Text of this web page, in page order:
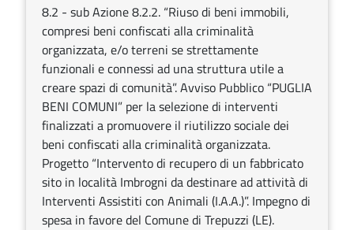
8.2 - sub Azione 8.2.2. “Riuso di beni immobili,
compresi beni confiscati alla criminalità
organizzata, e/o terreni se strettamente
funzionali e connessi ad una struttura utile a
creare spazi di comunità”. Avviso Pubblico “PUGLIA
BENI COMUNI” per la selezione di interventi
finalizzati a promuovere il riutilizzo sociale dei
beni confiscati alla criminalità organizzata.
Progetto “Intervento di recupero di un fabbricato
sito in località Imbrogni da destinare ad attività di
Interventi Assistiti con Animali (I.A.A.)”. Impegno di
spesa in favore del Comune di Trepuzzi (LE).